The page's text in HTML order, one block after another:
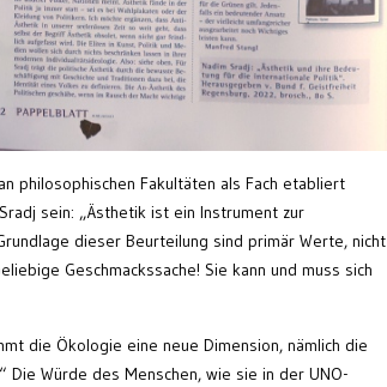
philosophischen Fakultäten als Fach etabliert
sein: „Ästhetik ist ein Instrument zur
dieser Beurteilung sind primär Werte, nicht
Geschmackssache! Sie kann und muss sich
die Ökologie eine neue Dimension, nämlich die
Würde des Menschen, wie sie in der UNO-